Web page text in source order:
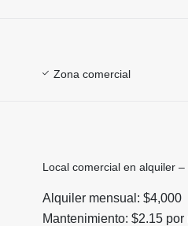
Zona comercial
Local comercial en alquiler
Alquiler mensual: $4,000
Mantenimiento: $2.15